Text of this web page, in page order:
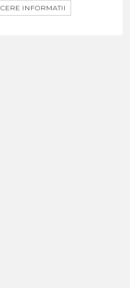
CERE INFORMATII